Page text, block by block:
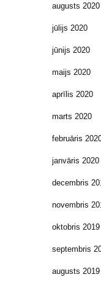
augusts 2020
jūlijs 2020
jūnijs 2020
maijs 2020
aprīlis 2020
marts 2020
februāris
janvāris 2020
decembris
novembris
oktobris 2019
septembris
augusts 2019